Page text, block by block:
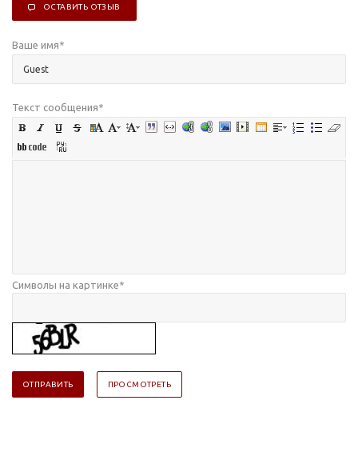
ОСТАВИТЬ ОТЗЫВ
Ваше имя*
Текст сообщения*
Символы на картинке*